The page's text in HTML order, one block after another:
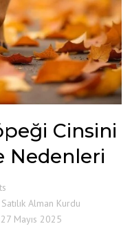
Cinsini
Nedenleri
Satılık Alman Kurdu
27 Mayıs 2025